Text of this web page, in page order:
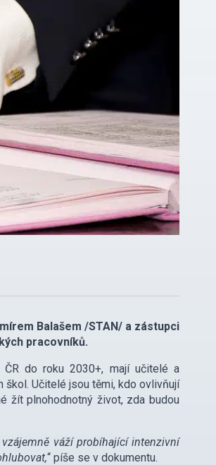
Balašem /STAN/ a zástupci
pracovníků.
do roku 2030+, mají učitelé a
Učitelé jsou těmi, kdo ovlivňují
žít plnohodnotný život, zda budou
váží probíhající intenzivní
“ píše se v dokumentu.